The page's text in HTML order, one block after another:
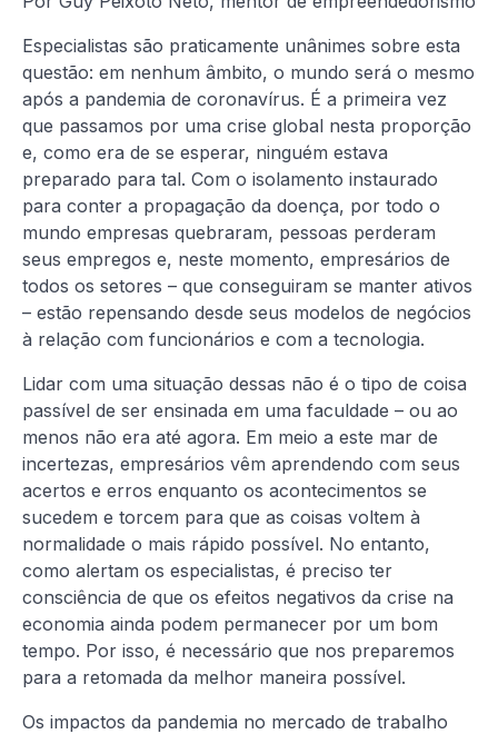
Especialistas são praticamente unânimes sobre esta
questão: em nenhum âmbito, o mundo será o mesmo
após a pandemia de coronavírus. É a primeira vez
que passamos por uma crise global nesta proporção
e, como era de se esperar, ninguém estava
preparado para tal. Com o isolamento instaurado
para conter a propagação da doença, por todo o
mundo empresas quebraram, pessoas perderam
seus empregos e, neste momento, empresários de
todos os setores – que conseguiram se manter ativos
– estão repensando desde seus modelos de negócios
à relação com funcionários e com a tecnologia.
Lidar com uma situação dessas não é o tipo de coisa
passível de ser ensinada em uma faculdade – ou ao
menos não era até agora. Em meio a este mar de
incertezas, empresários vêm aprendendo com seus
acertos e erros enquanto os acontecimentos se
sucedem e torcem para que as coisas voltem à
normalidade o mais rápido possível. No entanto,
como alertam os especialistas, é preciso ter
consciência de que os efeitos negativos da crise na
economia ainda podem permanecer por um bom
tempo. Por isso, é necessário que nos preparemos
para a retomada da melhor maneira possível.
Os impactos da pandemia no mercado de trabalho